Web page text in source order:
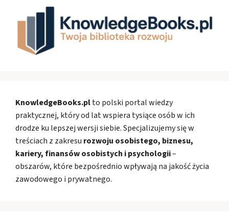
KnowledgeBooks.plto polski portal wiedzy
praktycznej, który od lat wspiera tysiące osób w ich
drodze ku lepszej wersji siebie. Specjalizujemy się w
treściach z zakresu rozwoju osobistego, biznesu,
kariery, finansów osobistych i psychologii–
obszarów, które bezpośrednio wpływają na jakość życia
zawodowego i prywatnego.